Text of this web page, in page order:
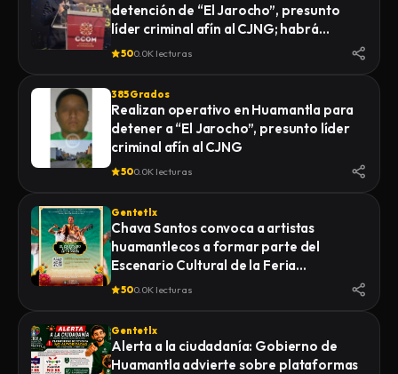
LA FISCALÍA GENERAL DE JUSTICIA DEL
ESTADO (FGJE) INICIÓ UNA CARPETA DE
INVESTIGACIÓN POR EL DELITO DE
HOMICIDIO CALIFICADO EN CONTRA DE
QUIEN O QUIENES RESULTEN
RESPONSABLES
detención de “El Jarocho”, presunto
líder criminal afín al CJNG; habrá
vigilancia 48 horas en Huamantla
500.0K lecturas
385 Grados
Realizan operativo en Huamantla para
detener a “El Jarocho”, presunto líder
criminal afín al CJNG
500.0K lecturas
Gentetlx
Chava Santos convoca a artistas
huamantlecos a formar parte del
Escenario Cultural de la Feria
Internacional del Arte Efímero y la Dalia
500.0K lecturas
Gentetlx
Alerta a la ciudadanía: Gobierno de
Huamantla advierte sobre plataformas